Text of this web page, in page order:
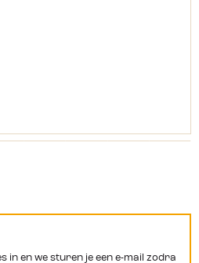
in en we sturen je een e-mail zodra